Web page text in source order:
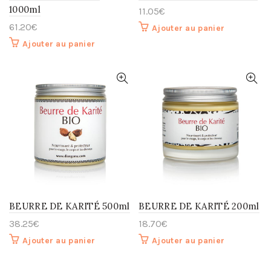
1000ml
61.20€
Ajouter au panier
11.05€
Ajouter au panier
BEURRE DE KARITÉ 500ml
38.25€
Ajouter au panier
BEURRE DE KARITÉ 200ml
18.70€
Ajouter au panier